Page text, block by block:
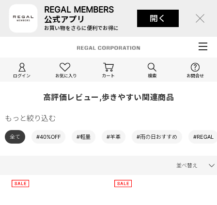
REGAL MEMBERS
公式アプリ
お買い物をさらに便利でお得に
開く
ログイン お気に入り カート 検索 お問合せ
高評価レビュー,歩きやすい関連商品
もっと絞り込む
全て #40%OFF #軽量 #羊革 #雨の日おすすめ #REGAL
並べ替え